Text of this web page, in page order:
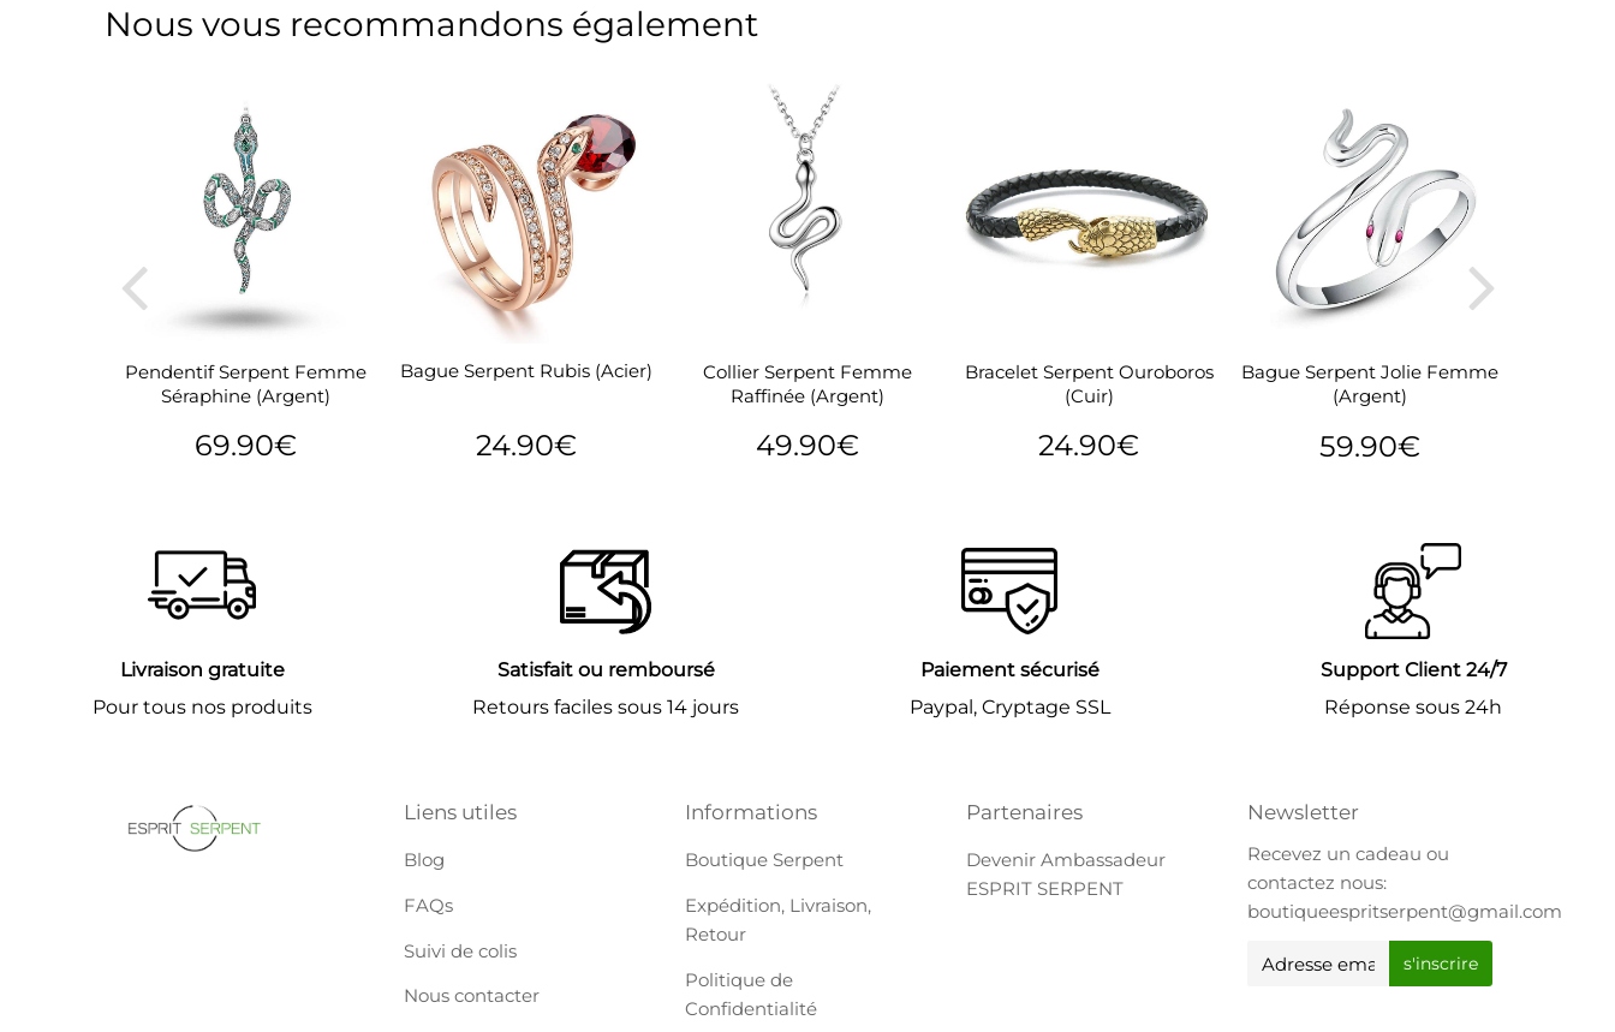
Nous vous recommandons également
Pendentif Serpent Femme
Séraphine (Argent)
Prix
69.90€
Bague Serpent Rubis (Acier)
Prix
24.90€
Collier Serpent Femme
Raffinée (Argent)
Prix
49.90€
Bracelet Serpent Ouroboros
(Cuir)
Prix
24.90€
Bague Serpent Jolie Femme
(Argent)
Prix
59.90€
Livraison gratuite
Pour tous nos produits
Satisfait ou remboursé
Retours faciles sous 14 jours
Paiement sécurisé
Paypal, Cryptage SSL
Support Client 24/7
Réponse sous 24h
Liens utiles
Blog
FAQs
Suivi de colis
Nous contacter
Informations
Boutique Serpent
Expédition, Livraison,
Retour
Politique de
Confidentialité
Partenaires
Devenir Ambassadeur
ESPRIT SERPENT
Newsletter
Recevez un cadeau ou
contactez nous:
boutiqueespritserpent@gmail.com
E-
s'inscrire